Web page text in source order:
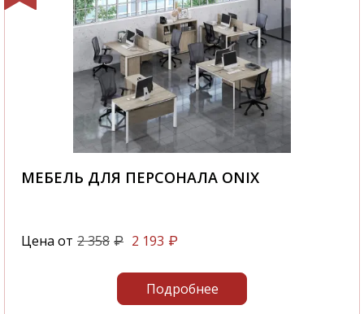
МЕБЕЛЬ ДЛЯ ПЕРСОНАЛА ONIX
Цена от 2 358 ₽ 2 193 ₽
Подробнее